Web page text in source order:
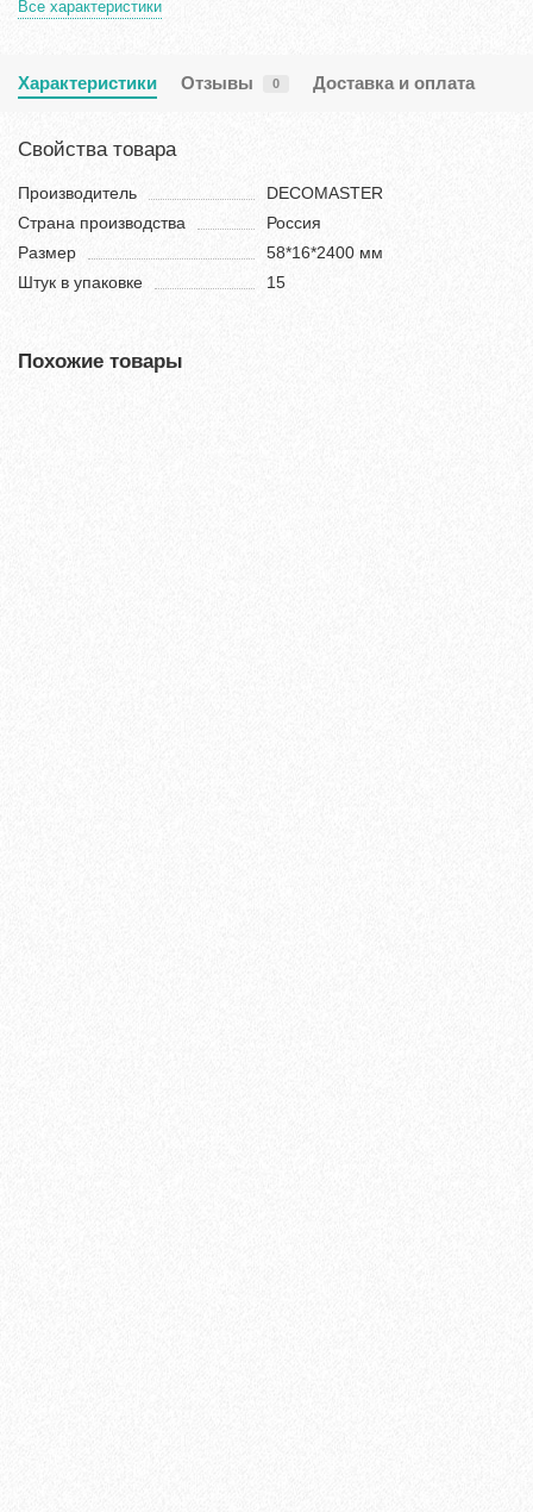
Все характеристики
Характеристики Отзывы 0 Доставка и оплата
Свойства товара
Производитель
DECOMASTER
Страна производства
Россия
Размер
58*16*2400 мм
Штук в упаковке
15
Похожие товары